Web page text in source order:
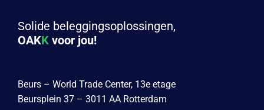
Solide beleggingsoplossingen,
OAKK voor jou!
Beurs – World Trade Center, 13e etage
Beursplein 37 – 3011 AA Rotterdam